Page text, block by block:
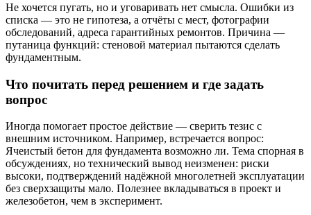
Не хочется пугать, но и уговаривать нет смысла. Ошибки из
списка — это не гипотеза, а отчёты с мест, фотографии
обследований, адреса гарантийных ремонтов. Причина —
путаница функций: стеновой материал пытаются сделать
фундаментным.
Что почитать перед решением и где задать
вопрос
Иногда помогает простое действие — сверить тезис с
внешним источником. Например, встречается вопрос:
Ячеистый бетон для фундамента возможно ли. Тема спорная в
обсуждениях, но технический вывод неизменен: риски
высоки, подтверждений надёжной многолетней эксплуатации
без сверхзащиты мало. Полезнее вкладываться в проект и
железобетон, чем в эксперимент.